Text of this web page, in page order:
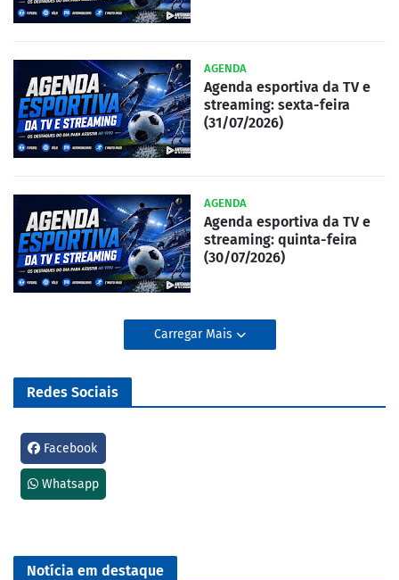
AGENDA
Agenda esportiva da TV e
streaming: sexta-feira
(31/07/2026)
AGENDA
Agenda esportiva da TV e
streaming: quinta-feira
(30/07/2026)
Carregar Mais
Redes Sociais
Facebook
Whatsapp
Notícia em destaque